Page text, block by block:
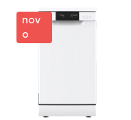
nov
o